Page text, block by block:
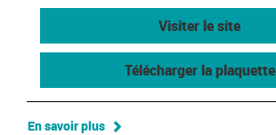
Visiter le site
Télécharger la plaquette
En savoir plus